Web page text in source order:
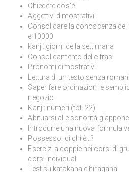
Chiedere cos’è
Aggettivi dimostrativi
Consolidare la conoscenza dei
e 10000
kanji: giorni della settimana
Consolidamento delle frasi
Pronomi dimostrativi
Lettura di un testo senza romani
Saper fare ordinazioni e
negozio
Kanji: numeri (tot. 22)
Abituarsi alle sonorità
Introdurre una nuova formula
Possesso: di chi è…?
Esercizi a coppie nei corsi di
corsi individuali
Test su katakana e hiragana